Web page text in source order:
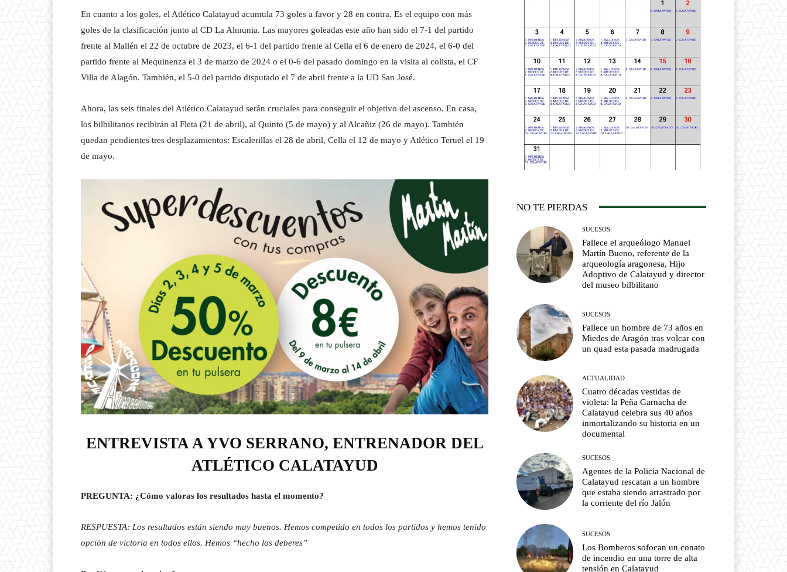
En cuanto a los goles, el Atlético Calatayud acumula 73 goles a favor y 28 en contra. Es el equipo con más
goles de la clasificación junto al CD La Almunia. Las mayores goleadas este año han sido el 7-1 del partido
frente al Mallén el 22 de octubre de 2023, el 6-1 del partido frente al Cella el 6 de enero de 2024, el 6-0 del
partido frente al Mequinenza el 3 de marzo de 2024 o el 0-6 del pasado domingo en la visita al colista, el CF
Villa de Alagón. También, el 5-0 del partido disputado el 7 de abril frente a la UD San José.
Ahora, las seis finales del Atlético Calatayud serán cruciales para conseguir el objetivo del ascenso. En casa,
los bilbilitanos recibirán al Fleta (21 de abril), al Quinto (5 de mayo) y al Alcañiz (26 de mayo). También
quedan pendientes tres desplazamientos: Escalerillas el 28 de abril, Cella el 12 de mayo y Atlético Teruel el 19
de mayo.
ENTREVISTA A YVO SERRANO, ENTRENADOR DEL
ATLÉTICO CALATAYUD
PREGUNTA: ¿Cómo valoras los resultados hasta el momento?
RESPUESTA: Los resultados están siendo muy buenos. Hemos competido en todos los partidos y hemos tenido
opción de victoria en todos ellos. Hemos “hecho los deberes”
NO TE PIERDAS
SUCESOS
Fallece el arqueólogo Manuel
Martín Bueno, referente de la
arqueología aragonesa, Hijo
Adoptivo de Calatayud y director
del museo bilbilitano
SUCESOS
Fallece un hombre de 73 años en
Miedes de Aragón tras volcar con
un quad esta pasada madrugada
ACTUALIDAD
Cuatro décadas vestidas de
violeta: la Peña Garnacha de
Calatayud celebra sus 40 años
inmortalizando su historia en un
documental
SUCESOS
Agentes de la Policía Nacional de
Calatayud rescatan a un hombre
que estaba siendo arrastrado por
la corriente del río Jalón
SUCESOS
Los Bomberos sofocan un conato
de incendio en una torre de alta
tensión en Calatayud